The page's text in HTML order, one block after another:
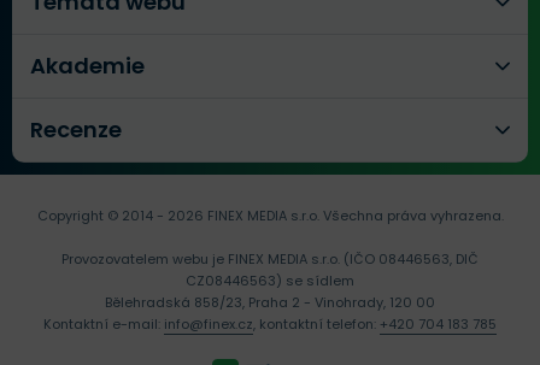
Akademie
Recenze
Copyright © 2014 - 2026 FINEX MEDIA s.r.o.Všechna práva vyhrazena.
Provozovatelem webu je FINEX MEDIA s.r.o. (IČO 08446563, DIČ
CZ08446563) se sídlem
Bělehradská 858/23, Praha 2 - Vinohrady, 120 00
Kontaktní e-mail: info@finex.cz, kontaktní telefon: +420 704 183 785